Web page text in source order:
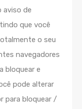
aviso de
que você
o seu
navegadores
bloquear e
pode alterar
para bloquear /